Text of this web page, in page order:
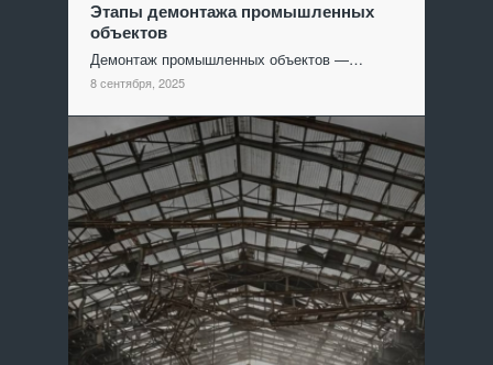
Этапы демонтажа промышленных
объектов
Демонтаж промышленных объектов —…
8 сентября, 2025